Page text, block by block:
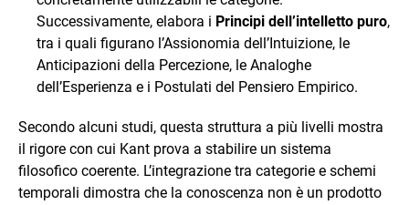
Successivamente, elabora i Principi dell’intelletto puro,
tra i quali figurano l’Assionomia dell’Intuizione, le
Anticipazioni della Percezione, le Analoghe
dell’Esperienza e i Postulati del Pensiero Empirico.
Secondo alcuni studi, questa struttura a più livelli mostra
il rigore con cui Kant prova a stabilire un sistema
filosofico coerente. L’integrazione tra categorie e schemi
temporali dimostra che la conoscenza non è un prodotto